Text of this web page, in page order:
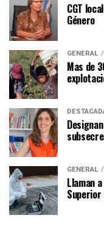
CGT
Género
GENERAL
Mas de
GENERAL
Llaman